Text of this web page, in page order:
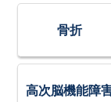
骨折
高次脳機能障